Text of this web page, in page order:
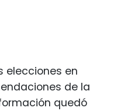
elecciones en
de la
quedó